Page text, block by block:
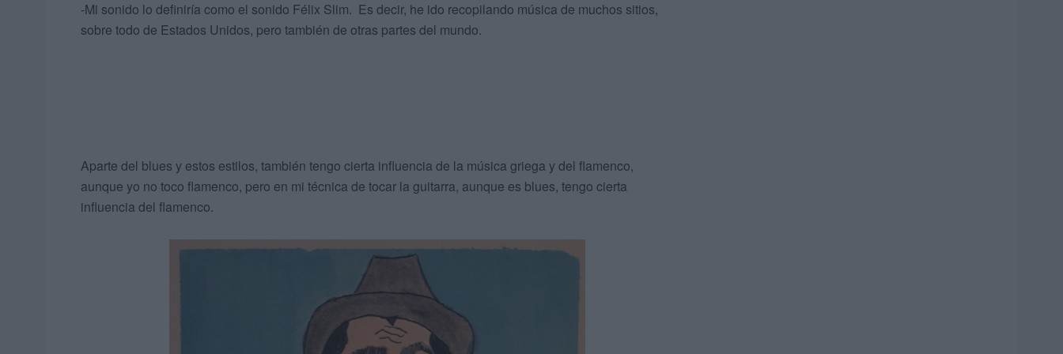
-Mi sonido lo definiría como el sonido Félix Slim. Es decir, he ido recopilando música de muchos sitios,
sobre todo de Estados Unidos, pero también de otras partes del mundo.
Aparte del blues y estos estilos, también tengo cierta influencia de la música griega y del flamenco,
aunque yo no toco flamenco, pero en mi técnica de tocar la guitarra, aunque es blues, tengo cierta
influencia del flamenco.